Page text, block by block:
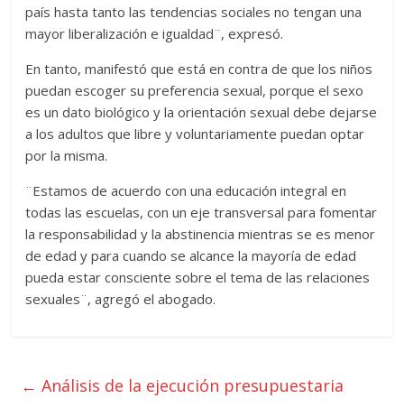
país hasta tanto las tendencias sociales no tengan una
mayor liberalización e igualdad¨, expresó.
En tanto, manifestó que está en contra de que los niños
puedan escoger su preferencia sexual, porque el sexo
es un dato biológico y la orientación sexual debe dejarse
a los adultos que libre y voluntariamente puedan optar
por la misma.
¨Estamos de acuerdo con una educación integral en
todas las escuelas, con un eje transversal para fomentar
la responsabilidad y la abstinencia mientras se es menor
de edad y para cuando se alcance la mayoría de edad
pueda estar consciente sobre el tema de las relaciones
sexuales¨, agregó el abogado.
← Análisis de la ejecución presupuestaria